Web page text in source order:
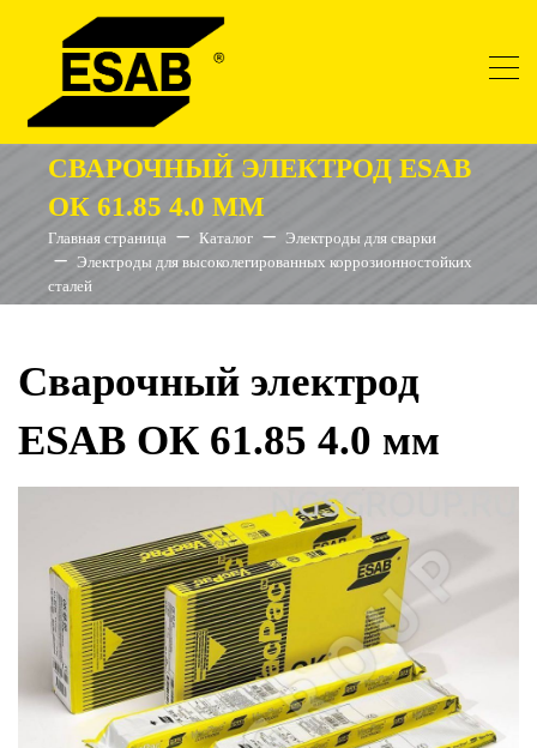
СВАРОЧНЫЙ ЭЛЕКТРОД ESAB
ОК 61.85 4.0 ММ
Главная страница Каталог
Электроды для сварки
Электроды для высоколегированных коррозионностойких
сталей
Сварочный электрод
ESAB ОК 61.85 4.0 мм